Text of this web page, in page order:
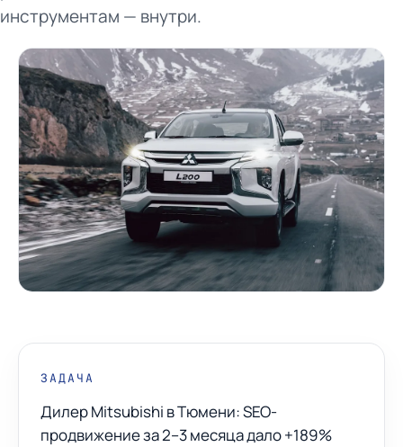
инструментам — внутри.
ЗАДАЧА
Дилер Mitsubishi в Тюмени: SEO-
продвижение за 2–3 месяца дало +189%